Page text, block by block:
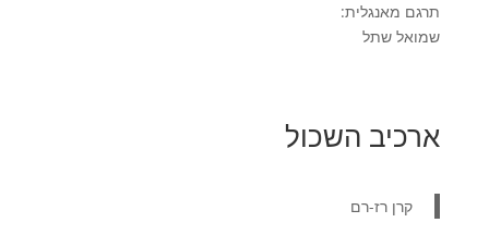
תרגם מאנגלית:
שמואל שתל
ארכיב השכול
קרן רז-רם